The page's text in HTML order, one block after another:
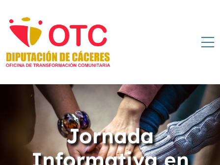
Jornada
Informativa en